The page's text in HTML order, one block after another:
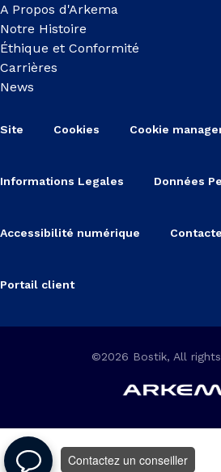
A Propos d'Arkema
Notre Histoire
Éthique et Conformité
Carrières
News
Site Cookies Cookie
Informations Legales Données
Accessibilité numérique
Portail client
©2026 Bostik, All
Contactez un conseiller